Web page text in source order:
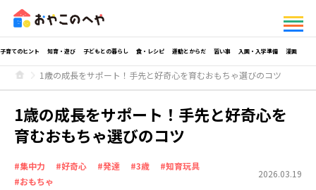
子育てのヒント 知育・遊び 子どもとの暮らし 食・レシピ 運動とからだ 習い事 入園・入学準備 漫画
1歳の成長をサポート！手先と好奇心を育むおもちゃ選びのコツ
1歳の成長をサポート！手先と好奇心を
育むおもちゃ選びのコツ
#集中力 #好奇心 #発達 #3歳
#知育玩具
#おもちゃ
2026.03.19